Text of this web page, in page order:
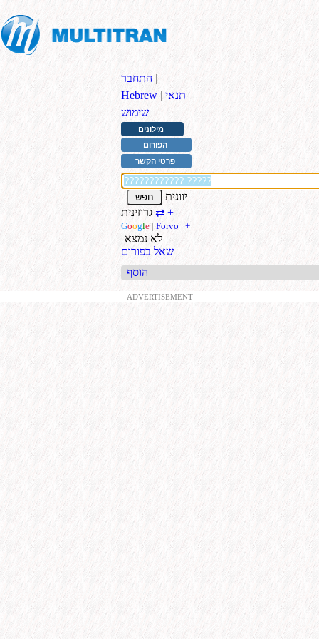
התחבר |
Hebrew | תנאי
שימוש
מילונים
הפורום
פרטי הקשר
יוונית
⇄ +
Google | Forvo | +
לא נמצא
שאל בפורום
הוסף
ADVERTISEMENT